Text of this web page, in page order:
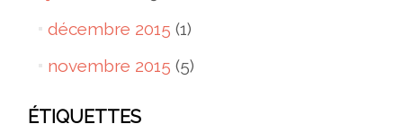
décembre 2015 (1)
novembre 2015 (5)
ÉTIQUETTES